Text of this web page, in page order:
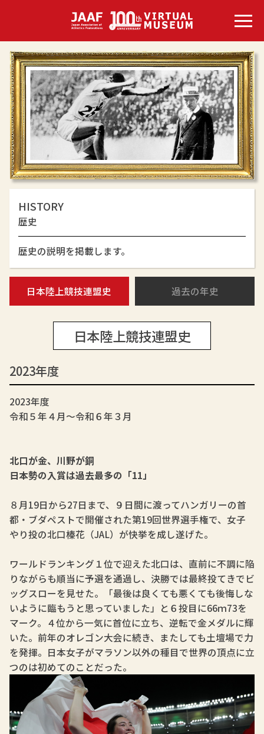
HISTORY
歴史
歴史の説明を掲載します。
日本陸上競技連盟史 過去の年史
日本陸上競技連盟史
2023年度
2023年度
令和５年４月～令和６年３月
北口が金、川野が銅
日本勢の入賞は過去最多の「11」
８月19日から27日まで、９日間に渡ってハンガリーの首
都・ブダペストで開催された第19回世界選手権で、女子
やり投の北口榛花（JAL）が快挙を成し遂げた。
ワールドランキング１位で迎えた北口は、直前に不調に陥
りながらも順当に予選を通過し、決勝では最終投てきでビ
ッグスローを見せた。「最後は良くても悪くても後悔しな
いように臨もうと思っていました」と６投目に66ｍ73を
マーク。４位から一気に首位に立ち、逆転で金メダルに輝
いた。前年のオレゴン大会に続き、またしても土壇場で力
を発揮。日本女子がマラソン以外の種目で世界の頂点に立
つのは初めてのことだった。